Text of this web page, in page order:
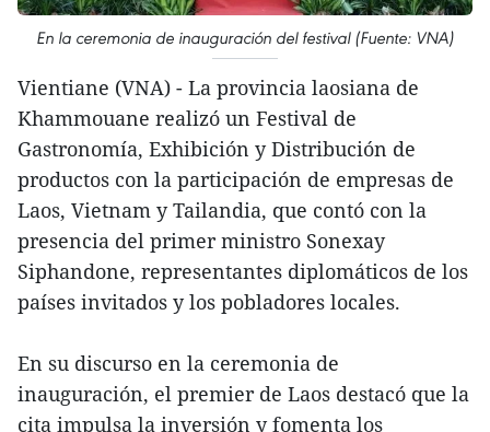
En la ceremonia de inauguración del festival (Fuente: VNA)
Vientiane (VNA) - La provincia laosiana de
Khammouane realizó un Festival de
Gastronomía, Exhibición y Distribución de
productos con la participación de empresas de
Laos, Vietnam y Tailandia, que contó con la
presencia del primer ministro Sonexay
Siphandone, representantes diplomáticos de los
países invitados y los pobladores locales.
En su discurso en la ceremonia de
inauguración, el premier de Laos destacó que la
cita impulsa la inversión y fomenta los